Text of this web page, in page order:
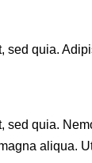
quia.
quia.
aliqua.